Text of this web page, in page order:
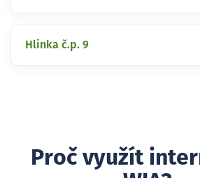
Hlinka č.p. 9
Proč využít